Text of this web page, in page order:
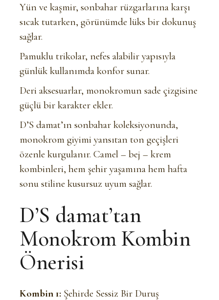
Yün ve kaşmir, sonbahar rüzgarlarına karşı
sıcak tutarken, görünümde lüks bir dokunuş
sağlar.
Pamuklu trikolar, nefes alabilir yapısıyla
günlük kullanımda konfor sunar.
Deri aksesuarlar, monokromun sade çizgisine
güçlü bir karakter ekler.
D’S damat’ın sonbahar koleksiyonunda,
monokrom giyimi yansıtan ton geçişleri
özenle kurgulanır. Camel – bej – krem
kombinleri, hem şehir yaşamına hem hafta
sonu stiline kusursuz uyum sağlar.
D’S damat’tan
Monokrom Kombin
Önerisi
Kombin 1: Şehirde Sessiz Bir Duruş